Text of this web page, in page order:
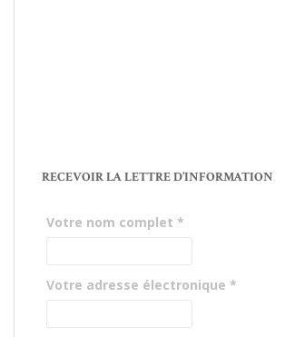
RECEVOIR LA LETTRE D’INFORMATION
Votre nom complet *
Votre adresse électronique *